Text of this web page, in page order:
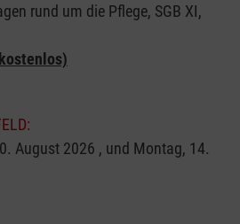
rund um die Pflege, SGB XI,
August 2026 , und Montag, 14.